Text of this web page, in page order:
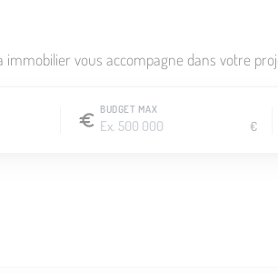
vous accompagne dans votre
BUDGET MAX
€